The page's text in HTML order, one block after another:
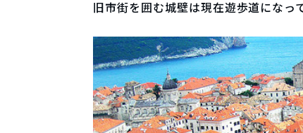
旧市街を囲む城壁は現在遊歩道になっ